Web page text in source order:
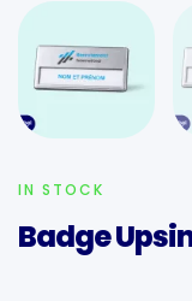
IN STOCK
Badge